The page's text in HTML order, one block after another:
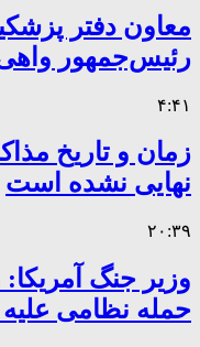
معاون دفتر
رئیس‌جمهور
۴:۴۱
زمان و تاریخ
نهایی نشده است
۲۰:۳۹
وزیر جنگ
حمله نظامی